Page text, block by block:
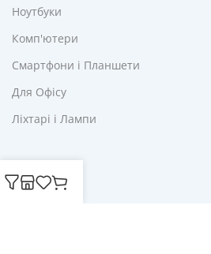
Ноутбуки
Комп'ютери
Смартфони і Планшети
Для Офісу
Ліхтарі і Лампи